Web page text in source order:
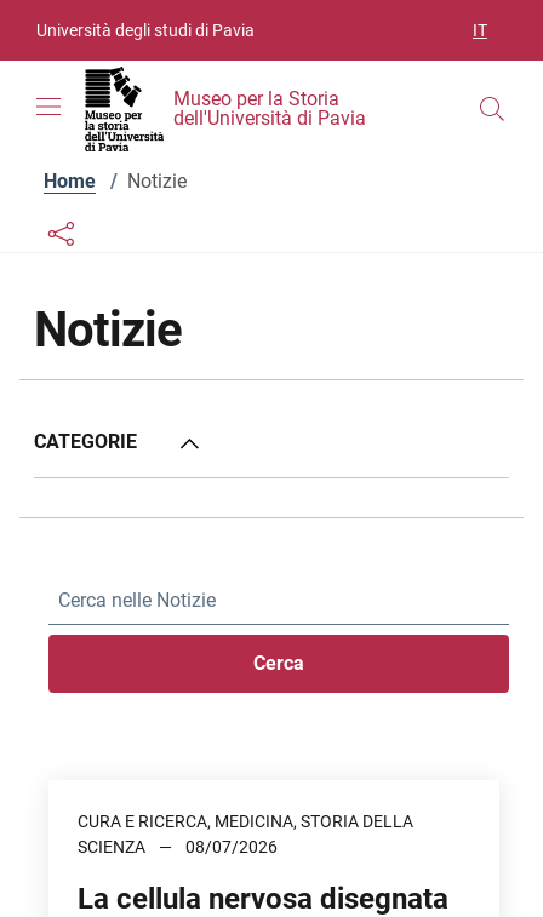
Università degli studi di Pavia IT
Museo per la Storia
dell'Università di Pavia
Home / Notizie
Links condivisione social
Bottone condivisione social
Notizie
CATEGORIE
Cerca
CURA E RICERCA, MEDICINA, STORIA DELLA
SCIENZA
08/07/2026
La cellula nervosa disegnata